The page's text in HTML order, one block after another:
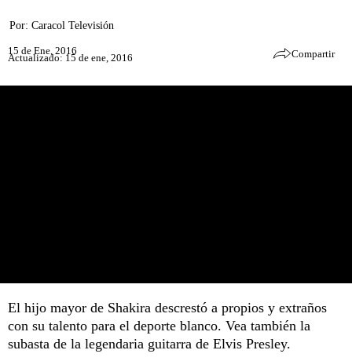
Por: Caracol Televisión
15 de Ene, 2016
Actualizado: 15 de ene, 2016 Compartir
El hijo mayor de Shakira descrestó a propios y extraños
con su talento para el deporte blanco. Vea también la
subasta de la legendaria guitarra de Elvis Presley.